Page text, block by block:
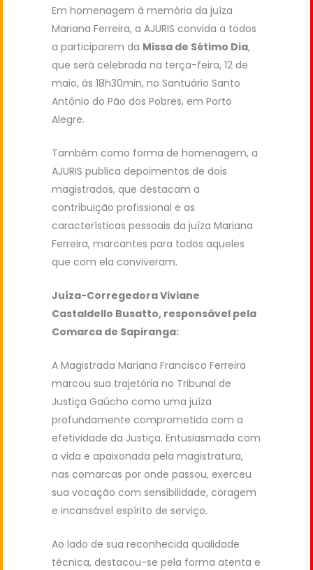
Em homenagem à memória da juíza
Mariana Ferreira, a AJURIS convida a todos
a participarem da Missa de Sétimo Dia,
que será celebrada na terça-feira, 12 de
maio, às 18h30min, no Santuário Santo
Antônio do Pão dos Pobres, em Porto
Alegre.
Também como forma de homenagem, a
AJURIS publica depoimentos de dois
magistrados, que destacam a
contribuição profissional e as
características pessoais da juíza Mariana
Ferreira, marcantes para todos aqueles
que com ela conviveram.
Juíza-Corregedora Viviane
Castaldello Busatto, responsável pela
Comarca de Sapiranga:
A Magistrada Mariana Francisco Ferreira
marcou sua trajetória no Tribunal de
Justiça Gaúcho como uma juíza
profundamente comprometida com a
efetividade da Justiça. Entusiasmada com
a vida e apaixonada pela magistratura,
nas comarcas por onde passou, exerceu
sua vocação com sensibilidade, coragem
e incansável espírito de serviço.
Ao lado de sua reconhecida qualidade
técnica, destacou-se pela forma atenta e